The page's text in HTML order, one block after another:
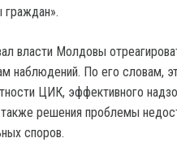
власти Молдовы
наблюдений. По его словам,
ЦИК, эффективного
также решения проблемы
споров.